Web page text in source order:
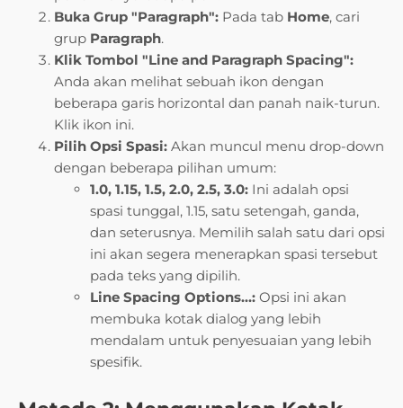
Buka Grup "Paragraph": Pada tab Home, cari
grup Paragraph.
Klik Tombol "Line and Paragraph Spacing":
Anda akan melihat sebuah ikon dengan
beberapa garis horizontal dan panah naik-turun.
Klik ikon ini.
Pilih Opsi Spasi: Akan muncul menu drop-down
dengan beberapa pilihan umum:
1.0, 1.15, 1.5, 2.0, 2.5, 3.0: Ini adalah opsi
spasi tunggal, 1.15, satu setengah, ganda,
dan seterusnya. Memilih salah satu dari opsi
ini akan segera menerapkan spasi tersebut
pada teks yang dipilih.
Line Spacing Options…: Opsi ini akan
membuka kotak dialog yang lebih
mendalam untuk penyesuaian yang lebih
spesifik.